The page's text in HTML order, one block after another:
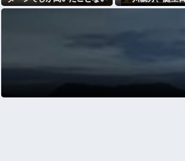
言葉・・・
『誰！？』と話